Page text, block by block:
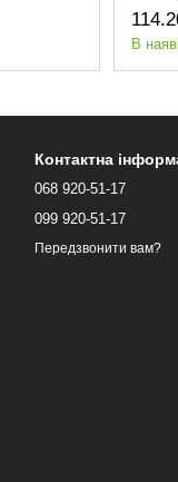
В
Контактна
068 920-51-17
099 920-51-17
Передзвонити вам?